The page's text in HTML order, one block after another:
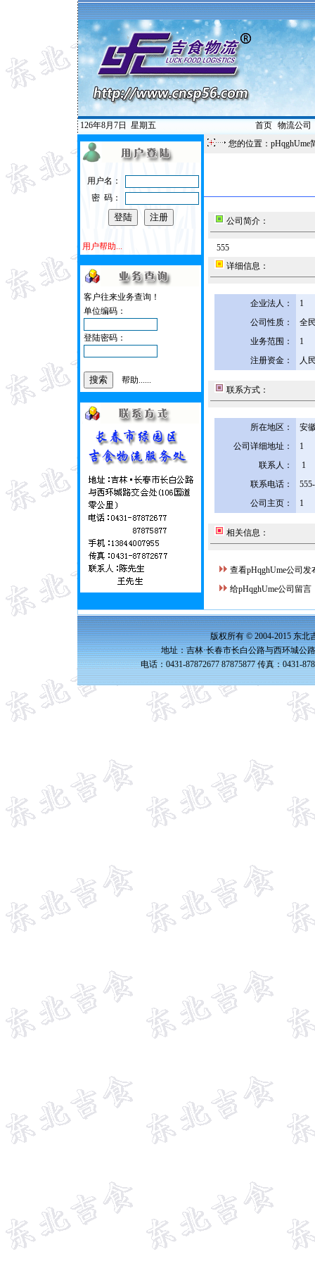
126年8月7日 星期五 首页| 物流公司
用户名：
密 码：
用户帮助...
客户往来业务查询！
单位编码：
登陆密码：
帮助......
您的位置：pHqghUme
公司简介：
555
详细信息：
企业法人：
1
公司性质：
全
业务范围：
1
注册资金：
人
联系方式：
所在地区：
安
公司详细地址：
1
联系人：
1
联系电话：
公司主页：
1
相关信息：
查看pHqghUme公司发
给pHqghUme公司留言
版权所有 © 2004-2015 东北
地址：吉林·长春市长白公路与西环城公
电话：0431-87872677 87875877 传真：0431-